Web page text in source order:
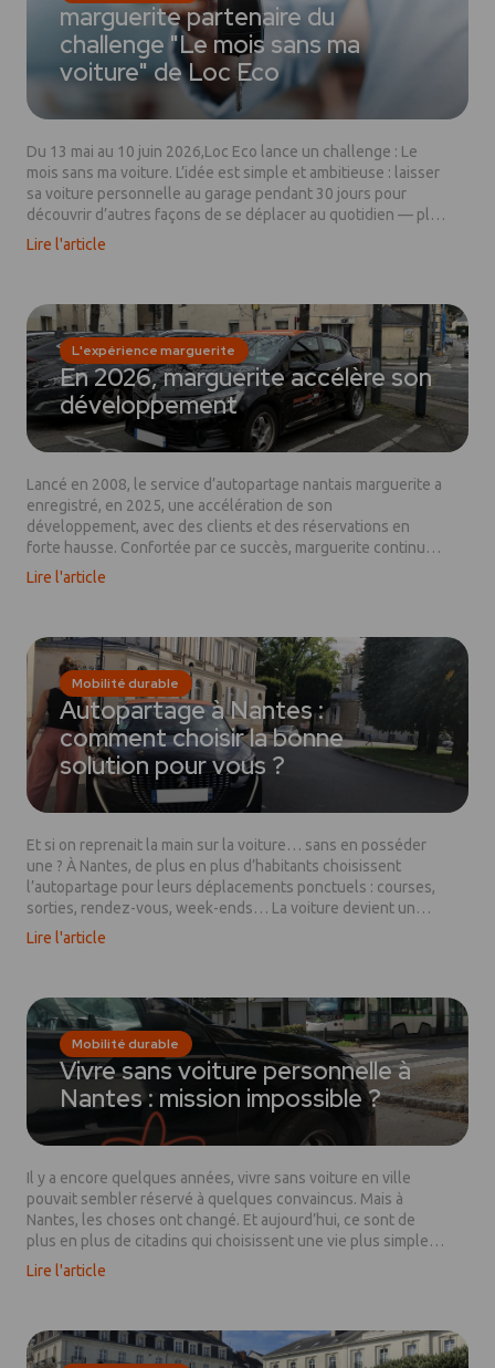
marguerite partenaire du
challenge "Le mois sans ma
voiture" de Loc Eco
Du 13 mai au 10 juin 2026,Loc Eco lance un challenge : Le
mois sans ma voiture. L’idée est simple et ambitieuse : laisser
sa voiture personnelle au garage pendant 30 jours pour
découvrir d’autres façons de se déplacer au quotidien — plus
légères pour le porte-monnaie et la planète. Et marguerite
Lire l'article
L'expérience marguerite
En 2026, marguerite accélère son
développement
Lancé en 2008, le service d’autopartage nantais marguerite a
enregistré, en 2025, une accélération de son
développement, avec des clients et des réservations en
forte hausse. Confortée par ce succès, marguerite continue à
tracer sa route. Au programme, l’ouverture de nouvelles
durable, accessible à tous et alignée avec les enjeux
climatiques.
Lire l'article
Mobilité durable
Autopartage à Nantes :
comment choisir la bonne
solution pour vous ?
Et si on reprenait la main sur la voiture… sans en posséder
une ? À Nantes, de plus en plus d’habitants choisissent
l’autopartage pour leurs déplacements ponctuels : courses,
sorties, rendez-vous, week-ends… La voiture devient un
usage, plus qu'un objet à posséder. Mais face aux différentes
Lire l'article
Mobilité durable
Vivre sans voiture personnelle à
Nantes : mission impossible ?
Il y a encore quelques années, vivre sans voiture en ville
pouvait sembler réservé à quelques convaincus. Mais à
Nantes, les choses ont changé. Et aujourd’hui, ce sont de
plus en plus de citadins qui choisissent une vie plus simple,
plus économique, et plus apaisée… sans voiture
Lire l'article